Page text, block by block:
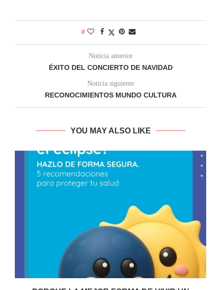
0
Noticia anterior
ÉXITO DEL CONCIERTO DE NAVIDAD
Noticia siguiente
RECONOCIMIENTOS MUNDO CULTURA
YOU MAY ALSO LIKE